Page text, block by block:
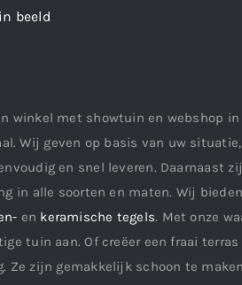
beeld
winkel met showtuin en webshop
Wij geven op basis van uw
en snel leveren. Daarnaast
in alle soorten en maten. Wij
en keramische tegels. Met onze
tuin aan. Of creëer een fraai
Ze zijn gemakkelijk schoon te